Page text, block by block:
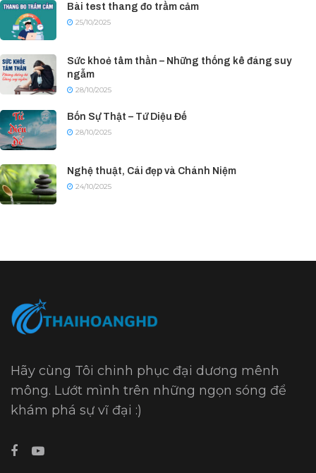
Bài test thang đo trầm cảm
25/10/2025
Sức khoẻ tâm thần – Những thống kê đáng suy
ngẫm
28/10/2025
Bốn Sự Thật – Tứ Diệu Đế
28/10/2025
Nghệ thuật, Cái đẹp và Chánh Niệm
24/10/2025
Hãy cùng Tôi chinh phục đại dương mênh
mông. Lướt mình trên những ngọn sóng để
khám phá sự vĩ đại :)